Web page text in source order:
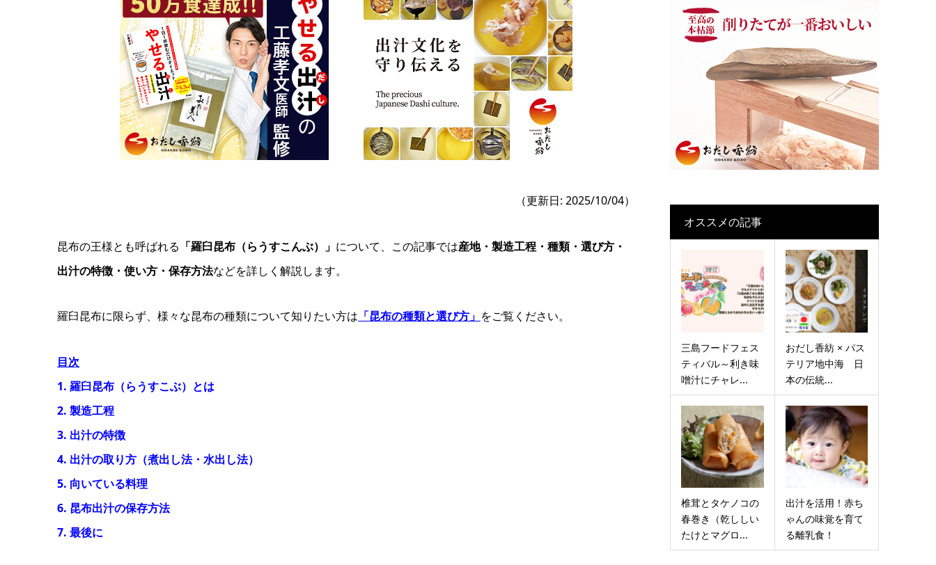
（更新日: 2025/10/04）
昆布の王様とも呼ばれる 「羅臼昆布（らうすこんぶ）」 について、この記事では産地・製造工程・種類・選び方・
出汁の特徴・使い方・保存方法などを詳しく解説します。
羅臼昆布に限らず、様々な昆布の種類について知りたい方は 「昆布の種類と選び方」 をご覧ください。
目次
1. 羅臼昆布（らうすこぶ）とは
2. 製造工程
3. 出汁の特徴
4. 出汁の取り方（煮出し法・水出し法）
5. 向いている料理
6. 昆布出汁の保存方法
7. 最後に
オススメの記事
三島フードフェス
ティバル～利き味
噌汁にチャレ...
おだし香紡 × パス
テリア地中海 日
本の伝統...
椎茸とタケノコの
春巻き（乾ししい
たけとマグロ...
出汁を活用！赤ち
ゃんの味覚を育て
る離乳食！